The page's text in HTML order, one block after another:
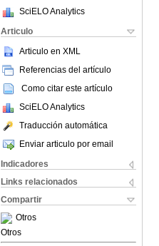
SciELO Analytics
Articulo
Articulo en XML
Referencias del artículo
Como citar este artículo
SciELO Analytics
Traducción automática
Enviar articulo por email
Indicadores
Links relacionados
Compartir
Otros
Otros